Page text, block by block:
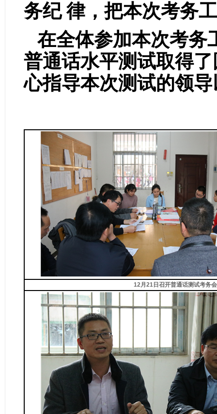
务纪 律，把本次考务
在全体参加本次考务
普通话水平测试取得
心指导本次测试的领
12月21日召开普通话测试考务